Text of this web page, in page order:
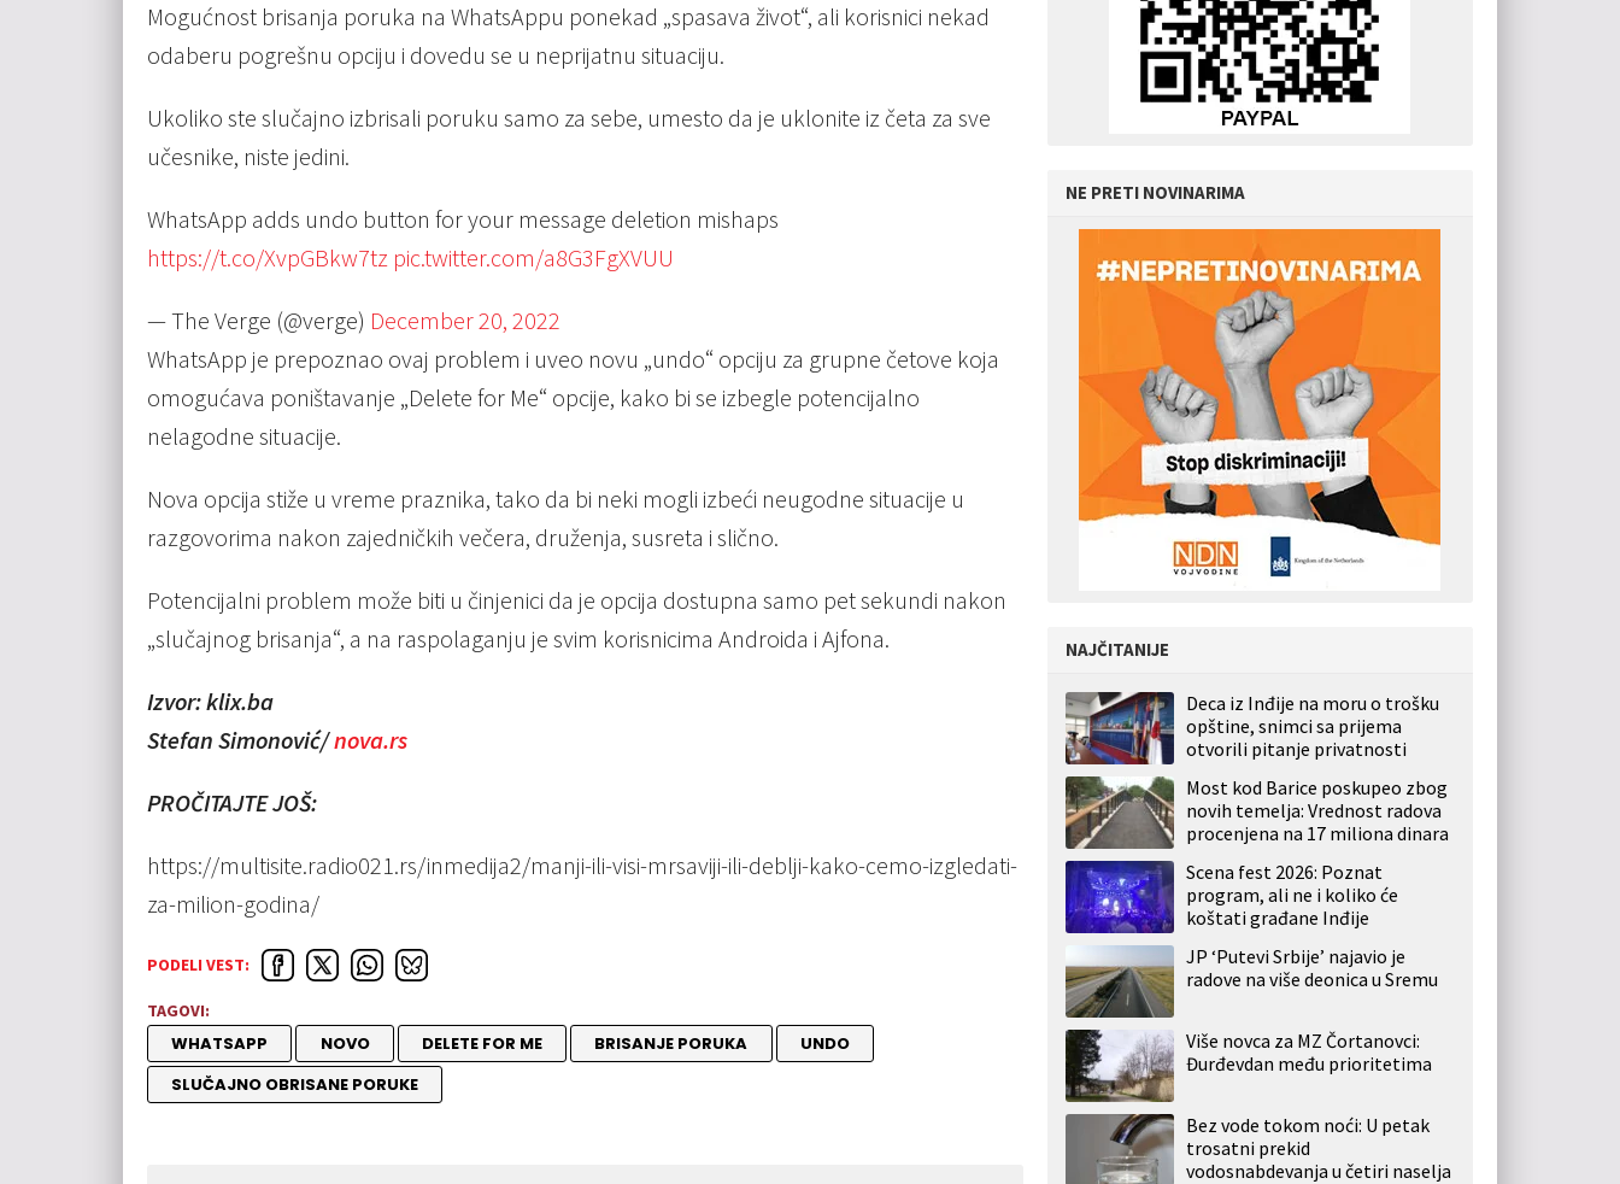
Mogućnost brisanja poruka na WhatsAppu ponekad „spasava život“, ali korisnici nekad
odaberu pogrešnu opciju i dovedu se u neprijatnu situaciju.
Ukoliko ste slučajno izbrisali poruku samo za sebe, umesto da je uklonite iz četa za sve
učesnike, niste jedini.
WhatsApp adds undo button for your message deletion mishaps
https://t.co/XvpGBkw7tz pic.twitter.com/a8G3FgXVUU
— The Verge (@verge) December 20, 2022
WhatsApp je prepoznao ovaj problem i uveo novu „undo“ opciju za grupne četove koja
omogućava poništavanje „Delete for Me“ opcije, kako bi se izbegle potencijalno
nelagodne situacije.
Nova opcija stiže u vreme praznika, tako da bi neki mogli izbeći neugodne situacije u
razgovorima nakon zajedničkih večera, druženja, susreta i slično.
Potencijalni problem može biti u činjenici da je opcija dostupna samo pet sekundi nakon
„slučajnog brisanja“, a na raspolaganju je svim korisnicima Androida i Ajfona.
Izvor: klix.ba
Stefan Simonović/nova.rs
PROČITAJTE JOŠ:
https://multisite.radio021.rs/inmedija2/manji-ili-visi-mrsaviji-ili-deblji-kako-cemo-izgledati-
za-milion-godina/
PODELI VEST:
TAGOVI:
WHATSAPP NOVO DELETE FOR ME BRISANJE PORUKA
UNDO
SLUČAJNO OBRISANE PORUKE
NE PRETI NOVINARIMA
NAJČITANIJE
Deca iz Inđije na moru o trošku
opštine, snimci sa prijema
otvorili pitanje privatnosti
Most kod Barice poskupeo zbog
novih temelja: Vrednost radova
procenjena na 17 miliona dinara
Scena fest 2026: Poznat
program, ali ne i koliko će
koštati građane Inđije
JP ‘Putevi Srbije’ najavio je
radove na više deonica u Sremu
Više novca za MZ Čortanovci:
Đurđevdan među prioritetima
Bez vode tokom noći: U petak
trosatni prekid
vodosnabdevanja u četiri naselja